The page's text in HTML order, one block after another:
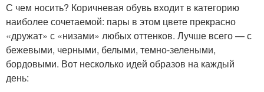
С чем носить? Коричневая обувь входит в категорию
наиболее сочетаемой: пары в этом цвете прекрасно
«дружат» с «низами» любых оттенков. Лучше всего — с
бежевыми, черными, белыми, темно-зелеными,
бордовыми. Вот несколько идей образов на каждый
день: